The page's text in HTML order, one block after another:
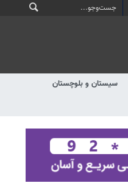
سیستان و بلوچستان